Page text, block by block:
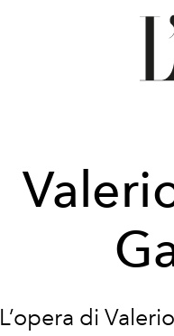
L’opera di